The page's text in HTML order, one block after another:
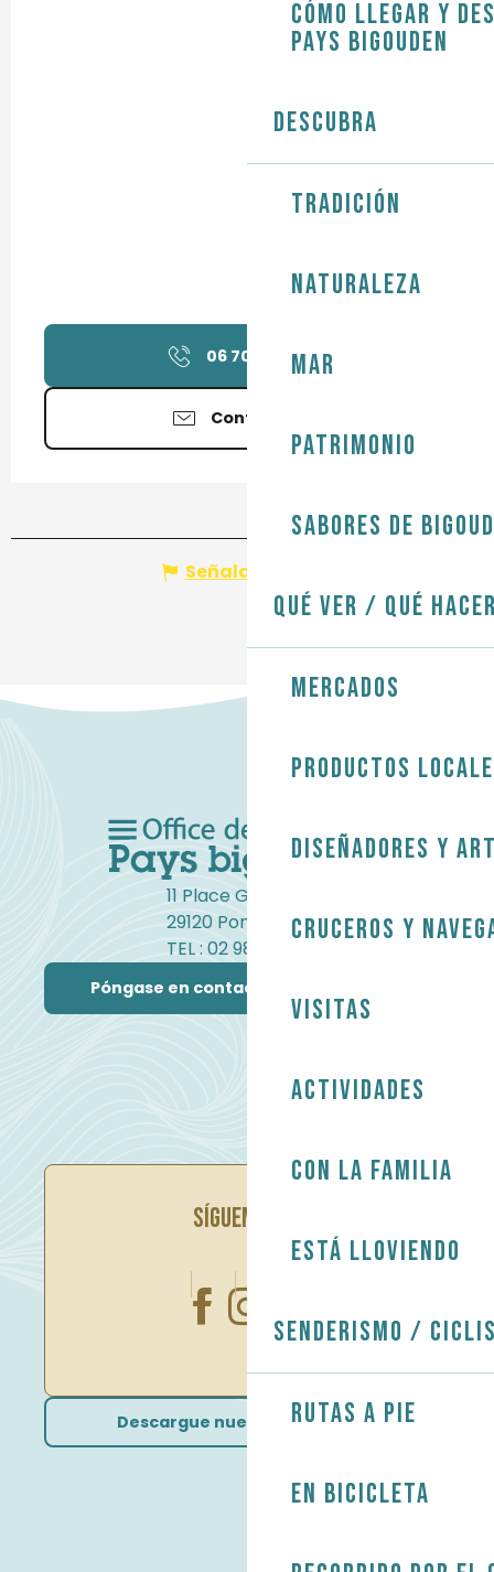
Cómo llegar y
Pays Bigouden
Descubra
Tradición
Naturaleza
Mar
Patrimonio
Sabores de
Qué ver / Qué
Mercados
Productos
Diseñadores y
Cruceros y
Visitas
Actividades
Con la familia
Está lloviendo
Senderismo /
Rutas a pie
En bicicleta
06 70 40 79 ▒▒
Contáctenos
Señalar un error
11 Place Gambetta
29120 Pont-l'Abbé
TEL : 02 98 82 37 99
Póngase en contacto con nosotros
SÍGUENOS EN
Descargue nuestros folletos